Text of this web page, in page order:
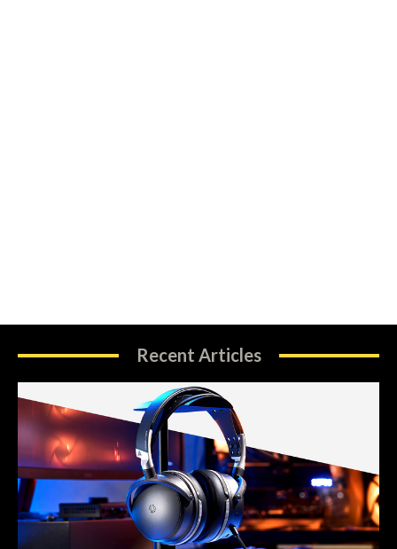
Recent Articles